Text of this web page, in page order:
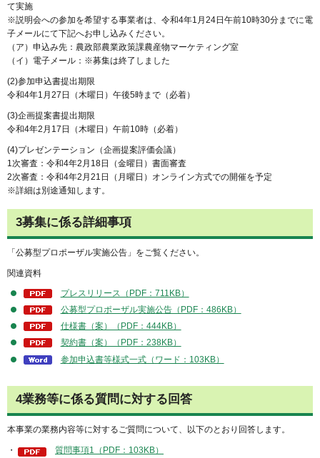
て実施
※説明会への参加を希望する事業者は、令和4年1月24日午前10時30分までに電
子メールにて下記へお申し込みください。
（ア）申込み先：農政部農業政策課農産物マーケティング室
（イ）電子メール：※募集は終了しました
(2)参加申込書提出期限
令和4年1月27日（木曜日）午後5時まで（必着）
(3)企画提案書提出期限
令和4年2月17日（木曜日）午前10時（必着）
(4)プレゼンテーション（企画提案評価会議）
1次審査：令和4年2月18日（金曜日）書面審査
2次審査：令和4年2月21日（月曜日）オンライン方式での開催を予定
※詳細は別途通知します。
3募集に係る詳細事項
「公募型プロポーザル実施公告」をご覧ください。
関連資料
プレスリリース（PDF：711KB）
公募型プロポーザル実施公告（PDF：486KB）
仕様書（案）（PDF：444KB）
契約書（案）（PDF：238KB）
参加申込書等様式一式（ワード：103KB）
4業務等に係る質問に対する回答
本事業の業務内容等に対するご質問について、以下のとおり回答します。
・
質問事項1（PDF：103KB）